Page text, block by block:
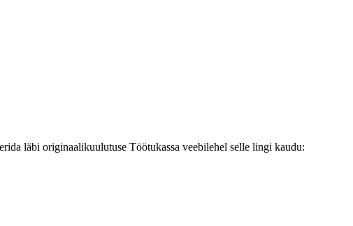
läbi originaalikuulutuse Töötukassa veebilehel selle lingi kaudu: